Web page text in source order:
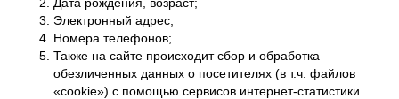
Электронный адрес;
Номера телефонов;
Также на сайте происходит сбор и обработка
обезличенных данных о посетителях (в т.ч. файлов
«cookie») с помощью сервисов интернет-статистики